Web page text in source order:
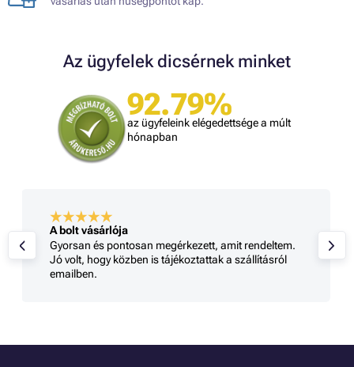
Az ügyfelek dicsérnek minket
92.79%
az ügyfeleink elégedettsége a múlt
hónapban
A bolt vásárlója
Gyorsan és pontosan megérkezett, amit rendeltem.
Jó volt, hogy közben is tájékoztattak a szállításról
emailben.